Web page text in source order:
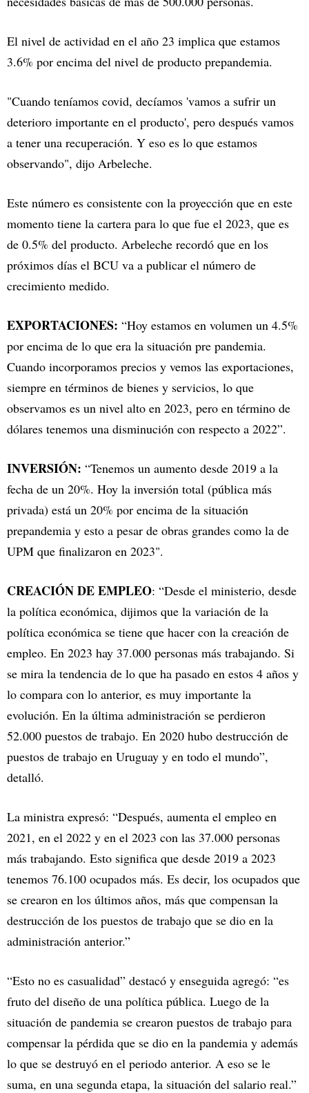
El nivel de actividad en el año 23 implica que estamos
3.6% por encima del nivel de producto prepandemia.
"Cuando teníamos covid, decíamos 'vamos a sufrir un
deterioro importante en el producto', pero después vamos
a tener una recuperación. Y eso es lo que estamos
observando", dijo Arbeleche.
Este número es consistente con la proyección que en este
momento tiene la cartera para lo que fue el 2023, que es
de 0.5% del producto. Arbeleche recordó que en los
próximos días el BCU va a publicar el número de
crecimiento medido.
EXPORTACIONES: “Hoy estamos en volumen un 4.5%
por encima de lo que era la situación pre pandemia.
Cuando incorporamos precios y vemos las exportaciones,
siempre en términos de bienes y servicios, lo que
observamos es un nivel alto en 2023, pero en término de
dólares tenemos una disminución con respecto a 2022”.
INVERSIÓN: “Tenemos un aumento desde 2019 a la
fecha de un 20%. Hoy la inversión total (pública más
privada) está un 20% por encima de la situación
prepandemia y esto a pesar de obras grandes como la de
UPM que finalizaron en 2023".
CREACIÓN DE EMPLEO: “Desde el ministerio, desde
la política económica, dijimos que la variación de la
política económica se tiene que hacer con la creación de
empleo. En 2023 hay 37.000 personas más trabajando. Si
se mira la tendencia de lo que ha pasado en estos 4 años y
lo compara con lo anterior, es muy importante la
evolución. En la última administración se perdieron
52.000 puestos de trabajo. En 2020 hubo destrucción de
puestos de trabajo en Uruguay y en todo el mundo”,
detalló.
La ministra expresó: “Después, aumenta el empleo en
2021, en el 2022 y en el 2023 con las 37.000 personas
más trabajando. Esto significa que desde 2019 a 2023
tenemos 76.100 ocupados más. Es decir, los ocupados que
se crearon en los últimos años, más que compensan la
destrucción de los puestos de trabajo que se dio en la
administración anterior.”
“Esto no es casualidad” destacó y enseguida agregó: “es
fruto del diseño de una política pública. Luego de la
situación de pandemia se crearon puestos de trabajo para
compensar la pérdida que se dio en la pandemia y además
lo que se destruyó en el periodo anterior. A eso se le
suma, en una segunda etapa, la situación del salario real.”